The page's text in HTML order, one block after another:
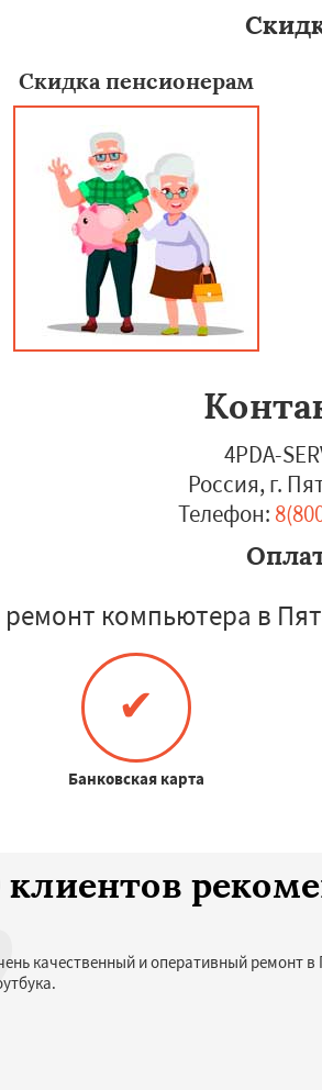
Скидка пенсионерам
4PDA-
Россия, г.
Телефон:
компьютера в
✔
Банковская карта
клиентов
качественный и оперативный ремонт